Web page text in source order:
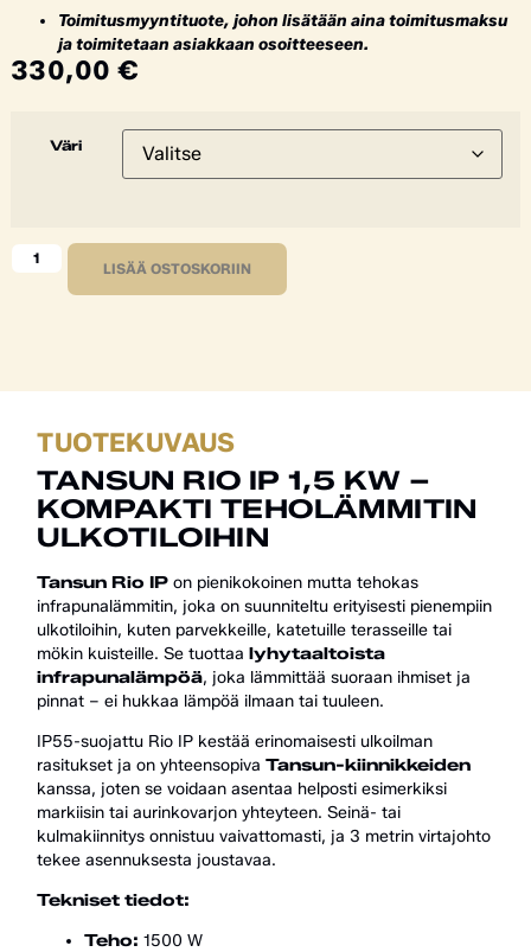
Toimitusmyyntituote, johon lisätään aina toimitusmaksu
ja toimitetaan asiakkaan osoitteeseen.
330,00 €
Väri
LISÄÄ OSTOSKORIIN
TUOTEKUVAUS
TANSUN RIO IP 1,5 KW –
KOMPAKTI TEHOLÄMMITIN
ULKOTILOIHIN
Tansun Rio IP on pienikokoinen mutta tehokas
infrapunalämmitin, joka on suunniteltu erityisesti pienempiin
ulkotiloihin, kuten parvekkeille, katetuille terasseille tai
mökin kuisteille. Se tuottaalyhytaaltoista
infrapunalämpöä, joka lämmittää suoraan ihmiset ja
pinnat – ei hukkaa lämpöä ilmaan tai tuuleen.
IP55-suojattu Rio IP kestää erinomaisesti ulkoilman
rasitukset ja on yhteensopivaTansun-kiinnikkeiden
kanssa, joten se voidaan asentaa helposti esimerkiksi
markiisin tai aurinkovarjon yhteyteen. Seinä- tai
kulmakiinnitys onnistuu vaivattomasti, ja 3 metrin virtajohto
tekee asennuksesta joustavaa.
Tekniset tiedot:
Teho: 1500 W